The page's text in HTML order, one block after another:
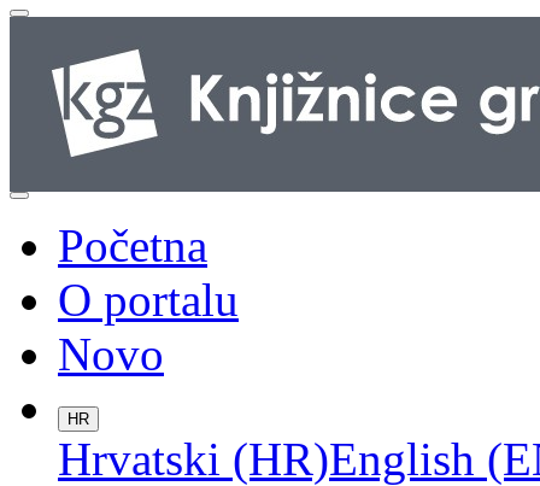
Početna
O portalu
Novo
HR
Hrvatski (HR)English